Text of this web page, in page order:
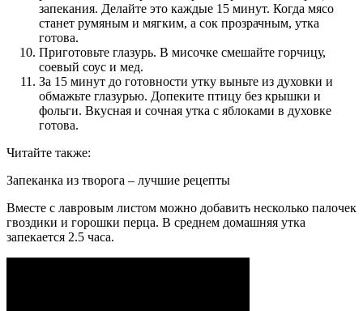
запекания. Делайте это каждые 15 минут. Когда мясо
станет румяным и мягким, а сок прозрачным, утка
готова.
Приготовьте глазурь. В мисочке смешайте горчицу,
соевый соус и мед.
За 15 минут до готовности утку выньте из духовки и
обмажьте глазурью. Допеките птицу без крышки и
фольги. Вкусная и сочная утка с яблоками в духовке
готова.
Читайте также:
Запеканка из творога – лучшие рецепты
Вместе с лавровым листом можно добавить несколько палочек
гвоздики и горошки перца. В среднем домашняя утка
запекается 2.5 часа.